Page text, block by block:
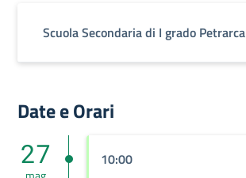
Scuola Secondaria di I grado Petrarca
Date e Orari
27 10:00